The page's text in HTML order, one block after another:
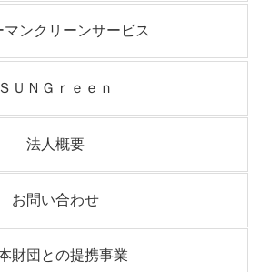
マンクリーンサービス
ＳＵＮＧｒｅｅｎ
法人概要
お問い合わせ
財団との提携事業